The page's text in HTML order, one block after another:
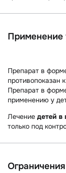
Применение
Препарат в
противопоказан
Препарат в
применению у
Лечение детей в
только под